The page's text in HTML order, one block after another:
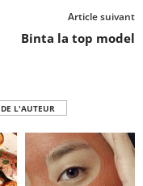
Article suivant
Binta la top model
L'AUTEUR